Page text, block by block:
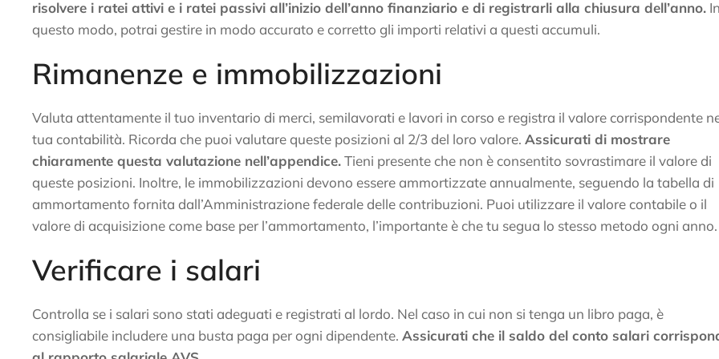
risolvere i ratei attivi e i ratei passivi all’inizio dell’anno finanziario e di registrarli alla chiusura dell’anno. In
questo modo, potrai gestire in modo accurato e corretto gli importi relativi a questi accumuli.
Rimanenze e immobilizzazioni
Valuta attentamente il tuo inventario di merci, semilavorati e lavori in corso e registra il valore corrispondente
tua contabilità. Ricorda che puoi valutare queste posizioni al 2/3 del loro valore. Assicurati di mostrare
chiaramente questa valutazione nell’appendice.Tieni presente che non è consentito sovrastimare il valore di
queste posizioni. Inoltre, le immobilizzazioni devono essere ammortizzate annualmente, seguendo la tabella di
ammortamento fornita dall’Amministrazione federale delle contribuzioni. Puoi utilizzare il valore contabile o il
valore di acquisizione come base per l’ammortamento, l’importante è che tu segua lo stesso metodo ogni anno.
Verificare i salari
Controlla se i salari sono stati adeguati e registrati al lordo. Nel caso in cui non si tenga un libro paga, è
consigliabile includere una busta paga per ogni dipendente. Assicurati che il saldo del conto salari